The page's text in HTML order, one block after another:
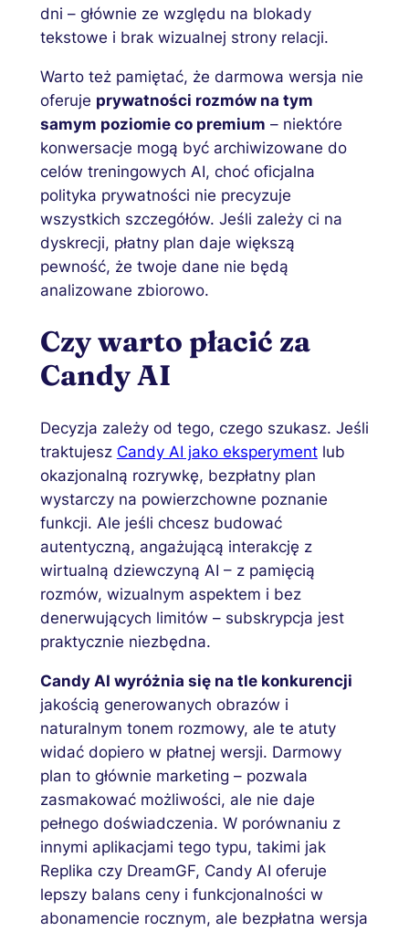
dni – głównie ze względu na blokady
tekstowe i brak wizualnej strony relacji.
Warto też pamiętać, że darmowa wersja nie
oferuje prywatności rozmów na tym
samym poziomie co premium – niektóre
konwersacje mogą być archiwizowane do
celów treningowych AI, choć oficjalna
polityka prywatności nie precyzuje
wszystkich szczegółów. Jeśli zależy ci na
dyskrecji, płatny plan daje większą
pewność, że twoje dane nie będą
analizowane zbiorowo.
Czy warto płacić za
Candy AI
Decyzja zależy od tego, czego szukasz. Jeśli
traktujesz Candy AI jako eksperymentlub
okazjonalną rozrywkę, bezpłatny plan
wystarczy na powierzchowne poznanie
funkcji. Ale jeśli chcesz budować
autentyczną, angażującą interakcję z
wirtualną dziewczyną AI – z pamięcią
rozmów, wizualnym aspektem i bez
denerwujących limitów – subskrypcja jest
praktycznie niezbędna.
Candy AI wyróżnia się na tle konkurencji
jakością generowanych obrazów i
naturalnym tonem rozmowy, ale te atuty
widać dopiero w płatnej wersji. Darmowy
plan to głównie marketing – pozwala
zasmakować możliwości, ale nie daje
pełnego doświadczenia. W porównaniu z
innymi aplikacjami tego typu, takimi jak
Replika czy DreamGF, Candy AI oferuje
lepszy balans ceny i funkcjonalności w
abonamencie rocznym, ale bezpłatna wersja